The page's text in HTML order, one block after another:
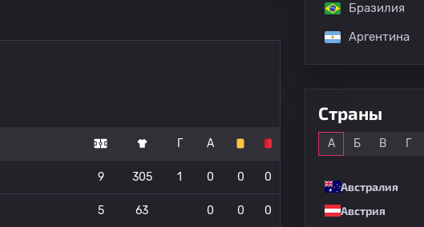
Г А
9 305 1 0 0 0
5 63 0 0 0
Бразилия
Аргентина
Страны
А Б В Г
Австралия
Австрия